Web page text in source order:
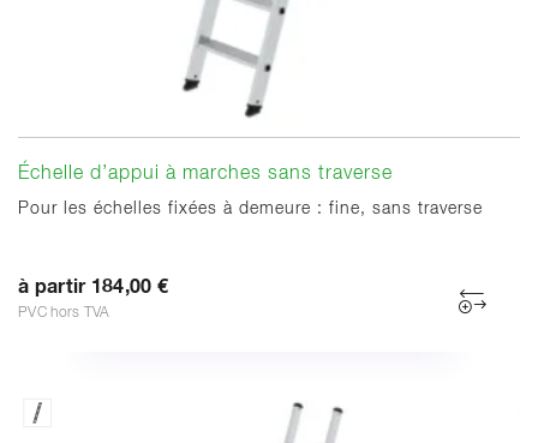
Échelle d’appui à marches sans traverse
Pour les échelles fixées à demeure : fine, sans traverse
à partir 184,00 €
PVC hors TVA